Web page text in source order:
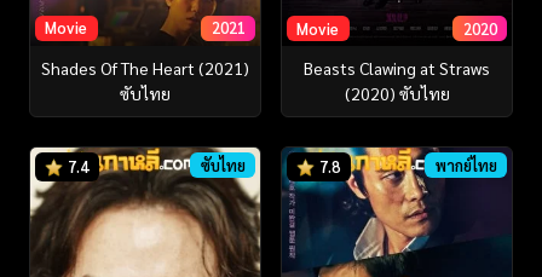
Movie 2021
Shades Of The Heart (2021)
ซับไทย
Movie 2020
Beasts Clawing at Straws
(2020) ซับไทย
7.4 ซับไทย 7.8 พากย์ไทย